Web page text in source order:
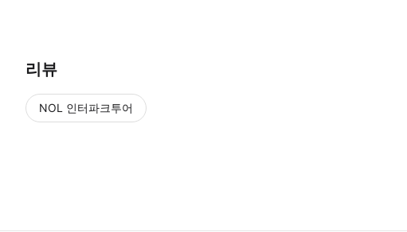
리뷰
NOL 인터파크투어